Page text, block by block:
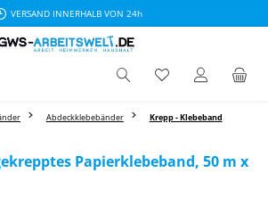
VERSAND INNERHALB VON 24h
Abdeckklebebänder Krepp - Klebeband
Papierklebeband, 50 m x